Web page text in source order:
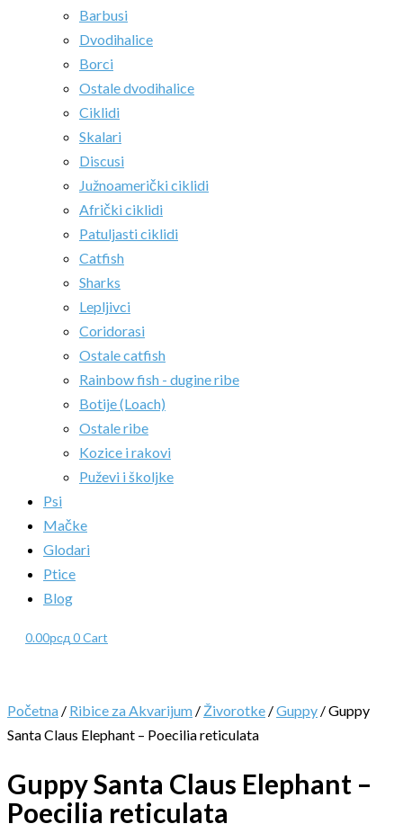
Barbusi
Dvodihalice
Borci
Ostale dvodihalice
Ciklidi
Skalari
Discusi
Južnoamerički ciklidi
Afrički ciklidi
Patuljasti ciklidi
Catfish
Sharks
Lepljivci
Coridorasi
Ostale catfish
Rainbow fish - dugine ribe
Botije (Loach)
Ostale ribe
Kozice i rakovi
Puževi i školjke
Psi
Mačke
Glodari
Ptice
Blog
0.00рсд 0Cart
Početna / Ribice za Akvarijum / Živorotke /Guppy / Guppy
Santa Claus Elephant – Poecilia reticulata
Guppy Santa Claus Elephant –
Poecilia reticulata